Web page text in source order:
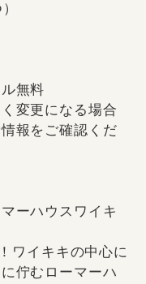
無料
変更になる場合
報をご確認くだ
ーハウスワイキ
ワイキキの中心に
佇むローマーハ